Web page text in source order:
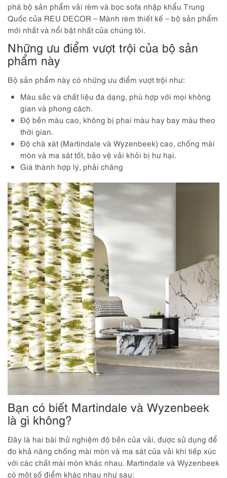
phá bộ sản phẩm vải rèm và bọc sofa nhập khẩu Trung
Quốc của REU DECOR – Mành rèm thiết kế – bộ sản phẩm
mới nhất và nổi bật nhất của chúng tôi.
Những ưu điểm vượt trội của bộ sản
phẩm này
Bộ sản phẩm này có những ưu điểm vượt trội như:
Màu sắc và chất liệu đa dạng, phù hợp với mọi không
gian và phong cách.
Độ bền màu cao, không bị phai màu hay bay màu theo
thời gian.
Độ chà xát (Martindale và Wyzenbeek) cao, chống mài
mòn và ma sát tốt, bảo vệ vải khỏi bị hư hại.
Giá thành hợp lý, phải chăng
Bạn có biết Martindale và Wyzenbeek
là gì không?
Đây là hai bài thử nghiệm độ bền của vải, được sử dụng để
đo khả năng chống mài mòn và ma sát của vải khi tiếp xúc
với các chất mài mòn khác nhau. Martindale và Wyzenbeek
có một số điểm khác nhau như sau: